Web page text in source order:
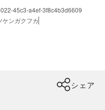
45c3-a4ef-3f8c4b3d6609
ンガクフカ
シェア